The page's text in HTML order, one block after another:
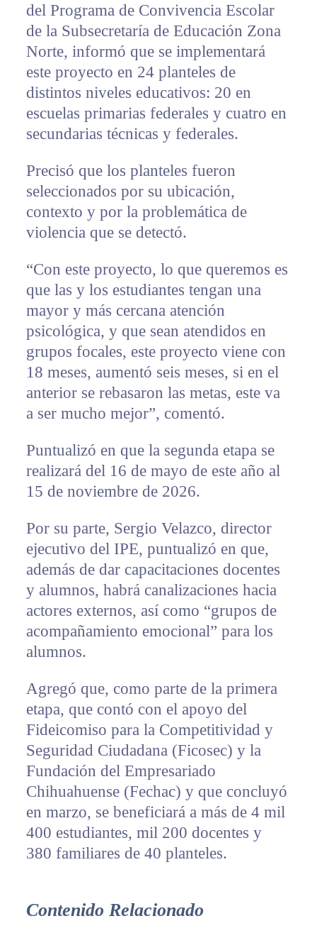
del Programa de Convivencia Escolar
de la Subsecretaría de Educación Zona
Norte, informó que se implementará
este proyecto en 24 planteles de
distintos niveles educativos: 20 en
escuelas primarias federales y cuatro en
secundarias técnicas y federales.
Precisó que los planteles fueron
seleccionados por su ubicación,
contexto y por la problemática de
violencia que se detectó.
“Con este proyecto, lo que queremos es
que las y los estudiantes tengan una
mayor y más cercana atención
psicológica, y que sean atendidos en
grupos focales, este proyecto viene con
18 meses, aumentó seis meses, si en el
anterior se rebasaron las metas, este va
a ser mucho mejor”, comentó.
Puntualizó en que la segunda etapa se
realizará del 16 de mayo de este año al
15 de noviembre de 2026.
Por su parte, Sergio Velazco, director
ejecutivo del IPE, puntualizó en que,
además de dar capacitaciones docentes
y alumnos, habrá canalizaciones hacia
actores externos, así como “grupos de
acompañamiento emocional” para los
alumnos.
Agregó que, como parte de la primera
etapa, que contó con el apoyo del
Fideicomiso para la Competitividad y
Seguridad Ciudadana (Ficosec) y la
Fundación del Empresariado
Chihuahuense (Fechac) y que concluyó
en marzo, se beneficiará a más de 4 mil
400 estudiantes, mil 200 docentes y
380 familiares de 40 planteles.
Contenido Relacionado